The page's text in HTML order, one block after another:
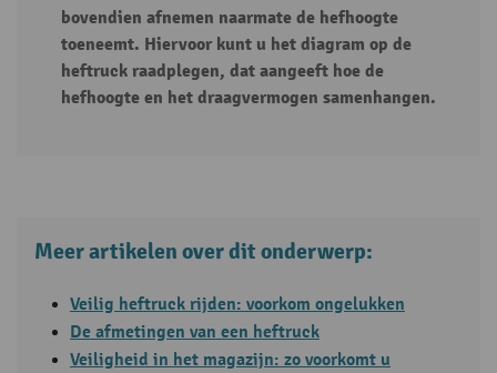
bovendien afnemen naarmate de hefhoogte
toeneemt. Hiervoor kunt u het diagram op de
heftruck raadplegen, dat aangeeft hoe de
hefhoogte en het draagvermogen samenhangen.
Meer artikelen over dit onderwerp:
Veilig heftruck rijden: voorkom ongelukken
De afmetingen van een heftruck
Veiligheid in het magazijn: zo voorkomt u